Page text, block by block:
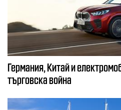
Германия, Китай и
търговска война